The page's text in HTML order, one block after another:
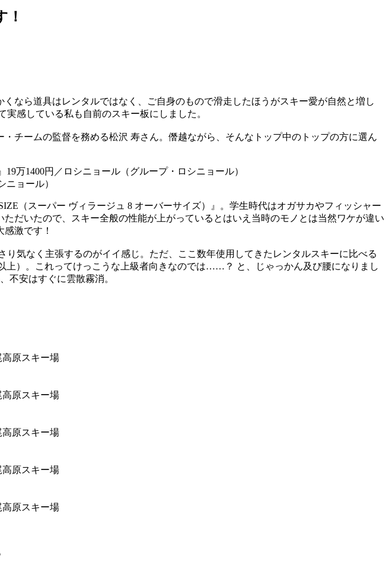
なら道具はレンタルではなく、ご自身のもので滑走したほうがスキー愛が自然と増し
感している私も自前のスキー板にしました。
チームの監督を務める松沢 寿さん。僭越ながら、そんなトップ中のトップの方に選ん
ョール）
（スーパー ヴィラージュ 8 オーバーサイズ）』。学生時代はオガサカやフィッシャー
だいたので、スキー全般の性能が上がっているとはいえ当時のモノとは当然ワケが違い
激です！
気なく主張するのがイイ感じ。ただ、ここ数年使用してきたレンタルスキーに比べる
上）。これってけっこうな上級者向きなのでは……？ と、じゃっかん及び腰になりまし
不安はすぐに雲散霧消。